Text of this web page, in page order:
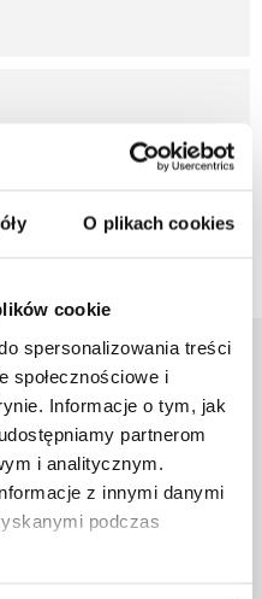
O plikach cookies
cookie
spersonalizowania treści
społecznościowe i
Informacje o tym, jak
partnerom
i analitycznym.
z innymi danymi
podczas